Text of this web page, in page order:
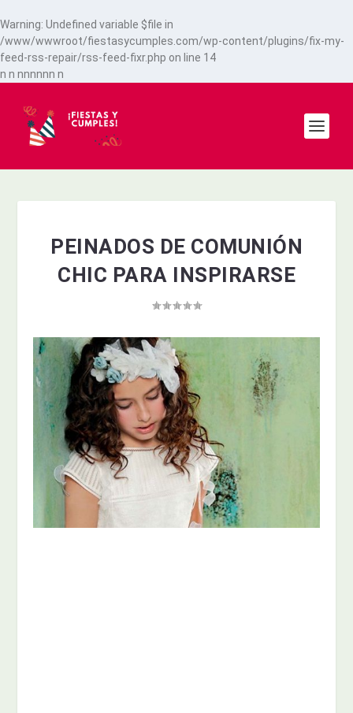
Warning: Undefined variable $file in
/www/wwwroot/fiestasycumples.com/wp-content/plugins/fix-my-
feed-rss-repair/rss-feed-fixr.php on line 14
n n nnnnnn n
PEINADOS DE COMUNIÓN
CHIC PARA INSPIRARSE